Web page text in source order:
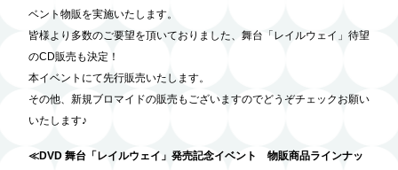
ベント物販を実施いたします。
皆様より多数のご要望を頂いておりました、舞台「レイルウェイ」待望
のCD販売も決定！
本イベントにて先行販売いたします。
その他、新規ブロマイドの販売もございますのでどうぞチェックお願い
いたします♪
≪DVD 舞台「レイルウェイ」発売記念イベント 物販商品ラインナッ